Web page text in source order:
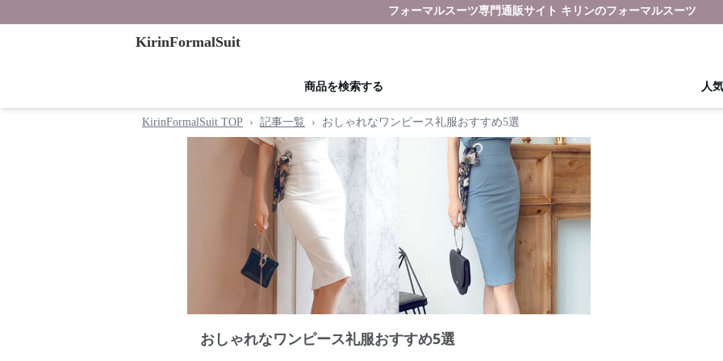
フォーマルスーツ専門通販サイト キリンのフォーマルスーツ
KirinFormalSuit
商品を検索する 人
KirinFormalSuit TOP › 記事一覧 › おしゃれなワンピース礼服おすすめ5選
おしゃれなワンピース礼服おすすめ5選